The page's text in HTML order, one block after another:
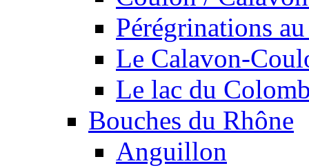
Pérégrinations
Le Calavon-
Le lac du
Bouches du Rhône
Anguillon